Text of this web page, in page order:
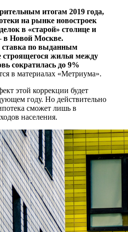
итогам 2019 года,
на рынке новостроек
в «старой» столице и
в Новой Москве.
ставка по выданным
строящегося жилья между
сократилась до 9%
в материалах «Метриума».
этой коррекции будет
году. Но действительно
сможет лишь в
населения.